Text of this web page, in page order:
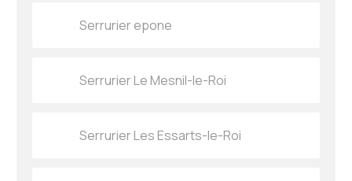
Serrurier epone
Serrurier Le Mesnil-le-Roi
Serrurier Les Essarts-le-Roi